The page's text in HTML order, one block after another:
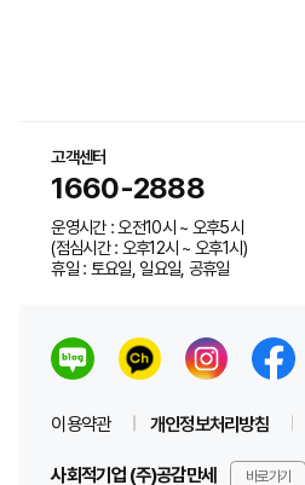
고객센터
1660-2888
운영시간 : 오전10시 ~ 오후5시
(점심시간 : 오후12시 ~ 오후1시)
휴일 : 토요일, 일요일, 공휴일
이용약관 개인정보처리방침
사회적기업 (주)공감만세 바로가기